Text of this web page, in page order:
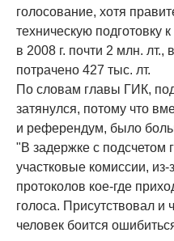
голосование, хотя
техническую подготовку
в 2008 г. почти 2 млн. лт.,
потрачено 427 тыс. лт.
По словам главы ГИК,
затянулся, потому что
и референдум, было
"В задержке с подсчетом
участковые комиссии,
протоколов кое-где
голоса. Присутствовал и
человек боится